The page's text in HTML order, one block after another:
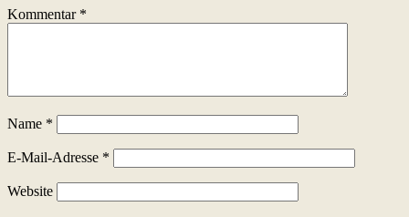
Kommentar *
Name *
E-Mail-Adresse *
Website